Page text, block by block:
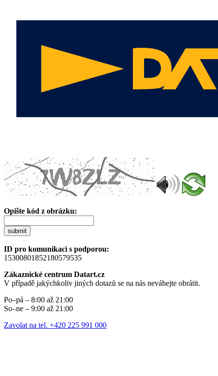
Opište kód z obrázku:
submit
ID pro komunikaci s podporou:
15300801852180579535
Zákaznické centrum Datart.cz
V případě jakýchkoliv jiných dotazů se na nás neváhejte obrátit.
Po–pá – 8:00 až 21:00
So–ne – 9:00 až 21:00
Zavolat na tel. +420 225 991 000